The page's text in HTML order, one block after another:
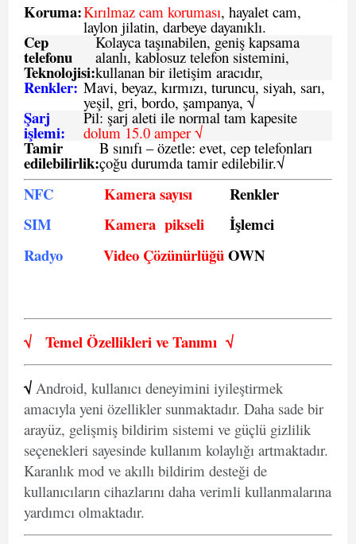
Koruma:Kırılmaz cam koruması, hayalet cam,
laylon jilatin, darbeye dayanıklı.
Cep
telefonu
Teknolojisi:
Kolayca taşınabilen, geniş kapsama
alanlı, kablosuz telefon sistemini,
kullanan bir iletişim aracıdır,
Renkler: Mavi, beyaz, kırmızı, turuncu, siyah, sarı,
yeşil, gri, bordo, şampanya, √
Şarj
işlemi:
Pil: şarj aleti ile normal tam kapesite
dolum 15.0 amper √
Tamir
edilebilirlik:
B sınıfı – özetle: evet, cep telefonları
çoğu durumda tamir edilebilir.√
NFC Kamera sayısı
Renkler
SIM
Kamera pikseli
İşlemci
Radyo
Video ÇözünürlüğüOWN
√ Temel Özellikleri veTanımı √
√ Android, kullanıcı deneyimini iyileştirmek
amacıyla yeni özellikler sunmaktadır. Daha sade bir
arayüz, gelişmiş bildirim sistemi ve güçlü gizlilik
seçenekleri sayesinde kullanım kolaylığı artmaktadır.
Karanlık mod ve akıllı bildirim desteği de
kullanıcıların cihazlarını daha verimli kullanmalarına
yardımcı olmaktadır.